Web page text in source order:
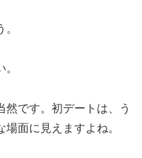
然です。初デートは、う
面に見えますよね。